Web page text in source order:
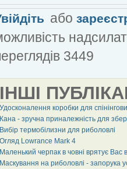
або
3449
ІНШІ
Удосконалення коробки для
Кана - зручна приналежність для
Вибір термобілизни для риболовлі
Огляд Lowrance Mark 4
Маленький черпак в човні врятує Вас
Маскування на риболовлі - запорука